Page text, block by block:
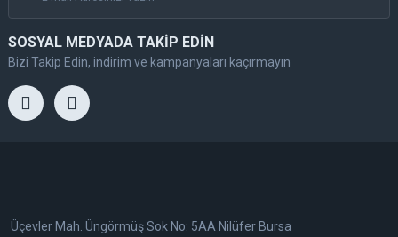
SOSYAL MEDYADA TAKİP EDİN
Bizi Takip Edin, indirim ve kampanyaları kaçırmayın
Üçevler Mah. Üngörmüş Sok No: 5AA Nilüfer Bursa